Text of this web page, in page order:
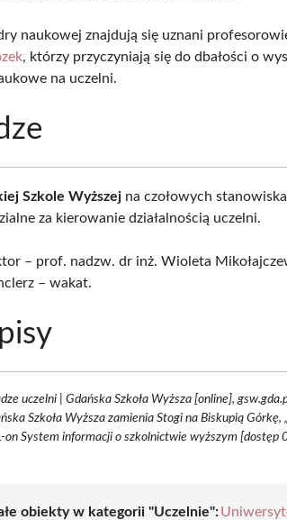
naukowej znajdują się uznani
, którzy przyczyniają się do dbałości o
na uczelni.
Szkole Wyższej na czołowych
za kierowanie działalnością uczelni.
– prof. nadzw. dr inż. Wioleta
– wakat.
uczelni | Gdańska Szkoła Wyższa [online],
Szkoła Wyższa zamienia Stogi na Biskupią
on System informacji o szkolnictwie wyższym [dostęp
obiekty w kategorii "Uczelnie":